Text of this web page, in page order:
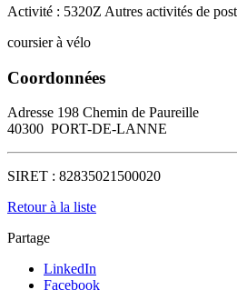
Activité : 5320Z Autres activités de
coursier à vélo
Coordonnées
Adresse 198 Chemin de Paureille
40300 PORT-DE-LANNE
SIRET : 82835021500020
Retour à la liste
Partage
LinkedIn
Facebook